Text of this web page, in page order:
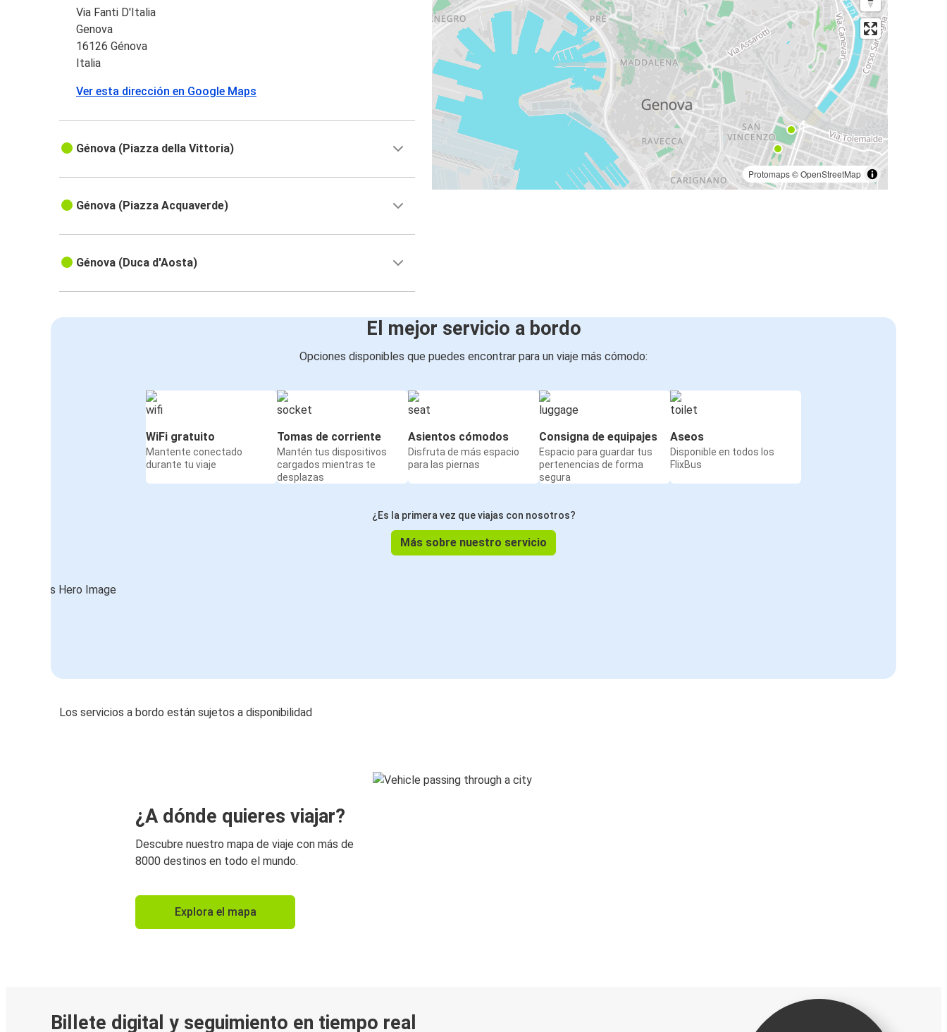
Protomaps©OpenStreetMap
Via Fanti D'Italia
Genova
16126 Génova
Italia
Ver esta dirección en Google Maps
Génova (Piazza della Vittoria)
Génova (Piazza Acquaverde)
Génova (Duca d'Aosta)
El mejor servicio a bordo
Opciones disponibles que puedes encontrar para un viaje más cómodo:
WiFi gratuito
Mantente conectado
durante tu viaje
Tomas de corriente
Mantén tus dispositivos
cargados mientras te
desplazas
Asientos cómodos
Disfruta de más espacio
para las piernas
Consigna de equipajes
Espacio para guardar tus
pertenencias de forma
segura
Aseos
Disponible en todos los
FlixBus
¿Es la primera vez que viajas con nosotros?
Más sobre nuestro servicio
Los servicios a bordo están sujetos a disponibilidad
¿A dónde quieres viajar?
Descubre nuestro mapa de viaje con más de
8000 destinos en todo el mundo.
Explora el mapa
Billete digital y seguimiento en tiempo real